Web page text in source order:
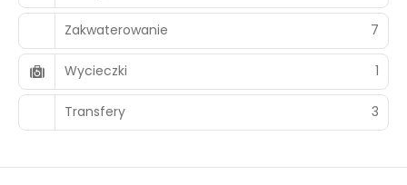
Zakwaterowanie 7
Wycieczki 1
Transfery 3